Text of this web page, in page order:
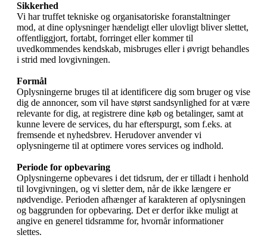
Sikkerhed
Vi har truffet tekniske og organisatoriske foranstaltninger
mod, at dine oplysninger hændeligt eller ulovligt bliver slettet,
offentliggjort, fortabt, forringet eller kommer til
uvedkommendes kendskab, misbruges eller i øvrigt behandles
i strid med lovgivningen.
Formål
Oplysningerne bruges til at identificere dig som bruger og vise
dig de annoncer, som vil have størst sandsynlighed for at være
relevante for dig, at registrere dine køb og betalinger, samt at
kunne levere de services, du har efterspurgt, som f.eks. at
fremsende et nyhedsbrev. Herudover anvender vi
oplysningerne til at optimere vores services og indhold.
Periode for opbevaring
Oplysningerne opbevares i det tidsrum, der er tilladt i henhold
til lovgivningen, og vi sletter dem, når de ikke længere er
nødvendige. Perioden afhænger af karakteren af oplysningen
og baggrunden for opbevaring. Det er derfor ikke muligt at
angive en generel tidsramme for, hvornår informationer
slettes.